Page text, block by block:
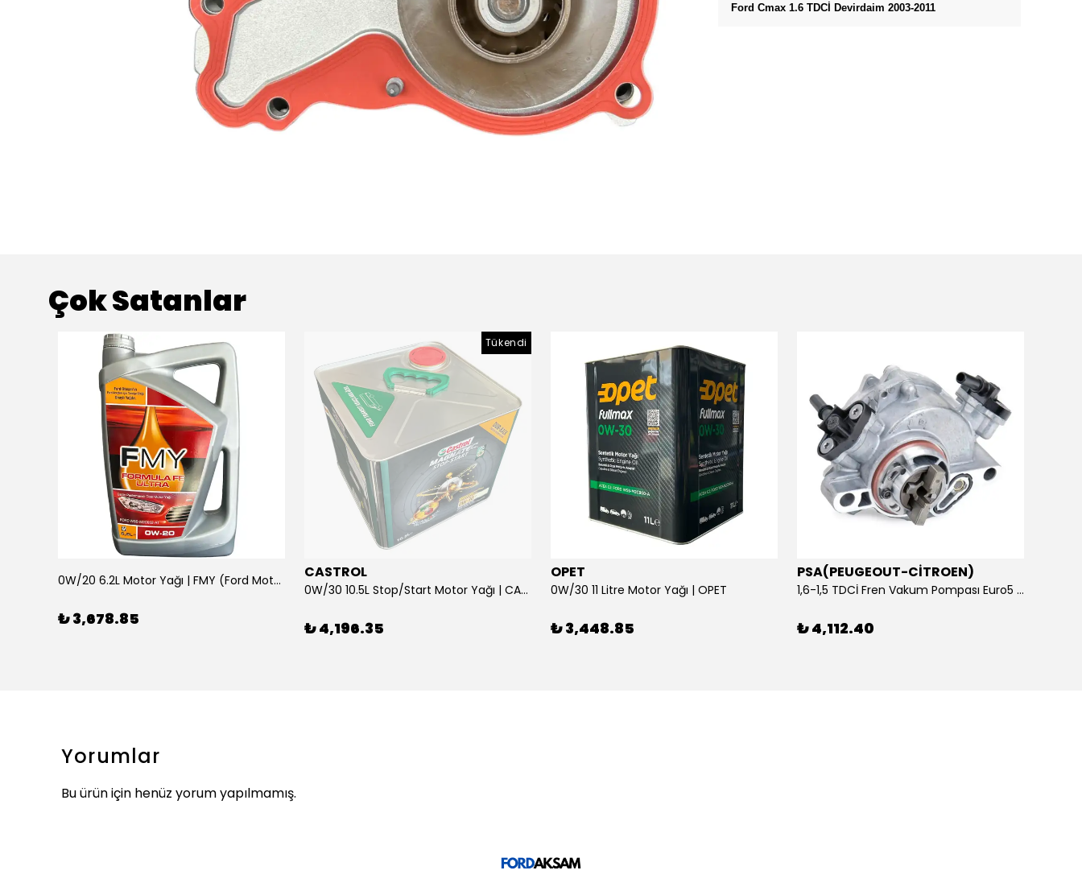
Ford Cmax 1.6 TDCİ Devirdaim 2003-2011
Çok Satanlar
0W/20 6.2L Motor Yağı | FMY (Ford Motor Yağları)
₺ 3,678.85
Tükendi
CASTROL
0W/30 10.5L Stop/Start Motor Yağı | CASTROL
₺ 4,196.35
OPET
0W/30 11 Litre Motor Yağı | OPET
₺ 3,448.85
PSA(PEUGEOUT-CİTROEN)
1,6-1,5 TDCİ Fren Vakum Pompası Euro5 2013-2018 | ORİJİNAL
₺ 4,112.40
Yorumlar
Bu ürün için henüz yorum yapılmamış.